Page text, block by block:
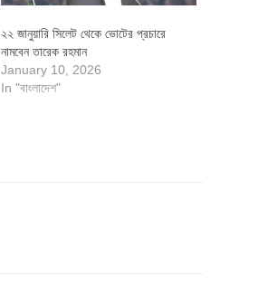
২২ জানুয়ারি সিলেট থেকে ভোটের প্রচারে
নামবেন তারেক রহমান
January 10, 2026
In "বাংলাদেশ"